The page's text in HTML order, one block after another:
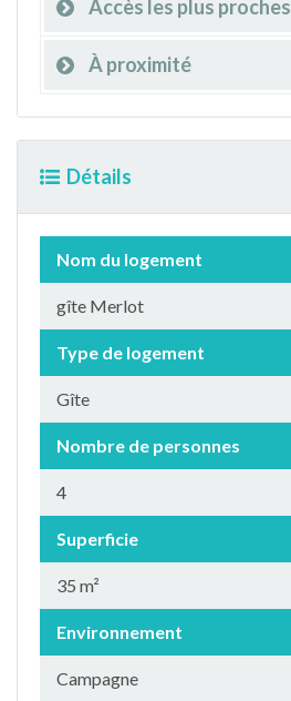
Accès les plus proches
À proximité
Détails
Nom du logement
gîte Merlot
Type de logement
Gîte
Nombre de personnes
4
Superficie
35 m²
Environnement
Campagne